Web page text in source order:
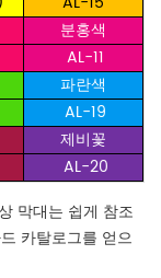
분홍색
AL-11
파란색
AL-19
제비꽃
AL-20
막대는 쉽게 참조
카탈로그를 얻으